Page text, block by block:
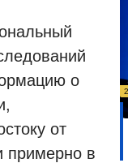
о
от
примерно в